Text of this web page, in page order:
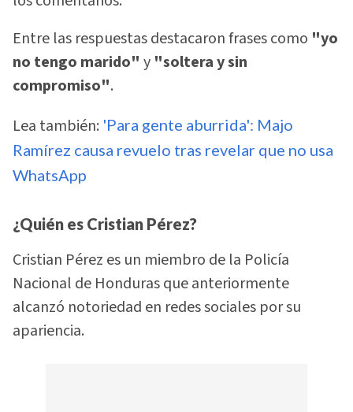
Entre las respuestas destacaron frases como "yo
no tengo marido" y "soltera y sin
compromiso".
Lea también: 'Para gente aburrida': Majo
Ramírez causa revuelo tras revelar que no usa
WhatsApp
¿Quién es Cristian Pérez?
Cristian Pérez es un miembro de la Policía
Nacional de Honduras que anteriormente
alcanzó notoriedad en redes sociales por su
apariencia.